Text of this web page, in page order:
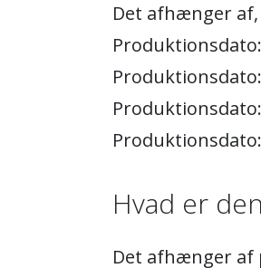
Det afhænger
Produktionsdato:
Produktionsdato:
Produktionsdato:
Hvad er
Det afhænger af